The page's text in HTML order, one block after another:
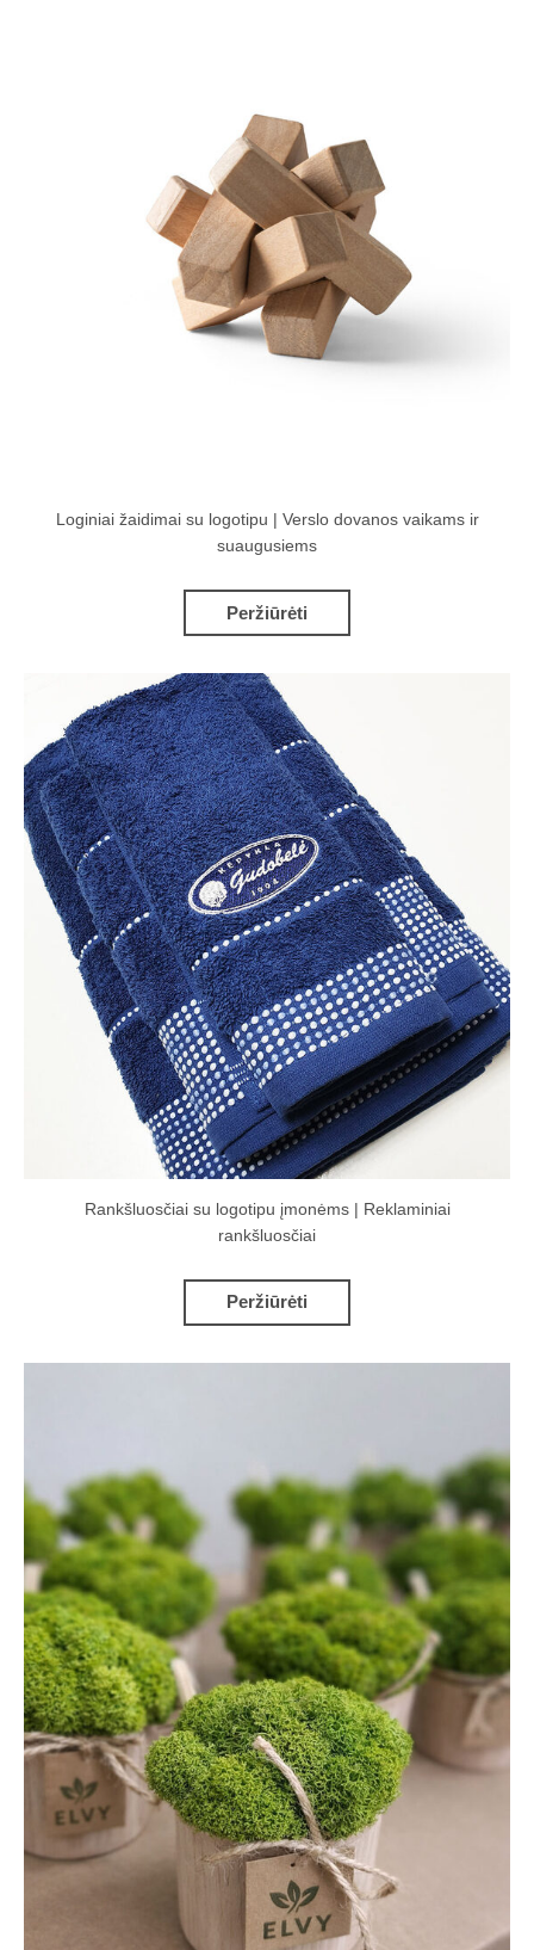
Loginiai žaidimai su logotipu | Verslo dovanos vaikams ir
suaugusiems
Peržiūrėti
Rankšluosčiai su logotipu įmonėms | Reklaminiai
rankšluosčiai
Peržiūrėti